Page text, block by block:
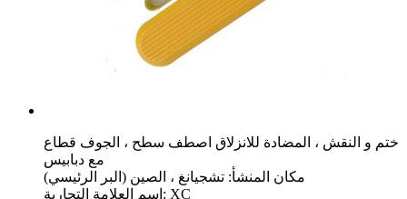
ختم و النقش ، المضادة للانزلاق اصطف سطح ، الجوف قطاع
مع دبابيس
مكان المنشأ: تشجيانغ ، الصين (البر الرئيسي)
اسم العلامة التجارية: XC